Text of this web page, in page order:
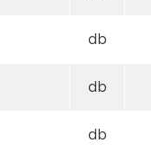
db
db
db